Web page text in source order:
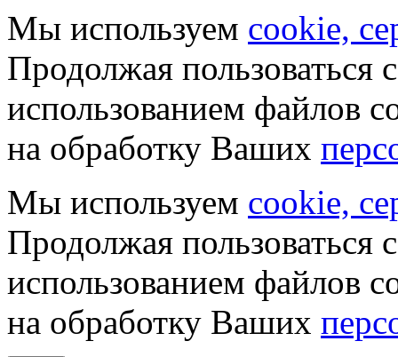
Мы используем cookie,
Продолжая пользоваться
использованием файлов
на обработку Ваших
Мы используем cookie,
Продолжая пользоваться
использованием файлов
на обработку Ваших